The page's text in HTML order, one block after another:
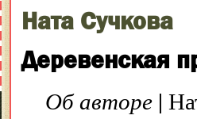
Ната Сучкова
Деревенская
Об авторе |